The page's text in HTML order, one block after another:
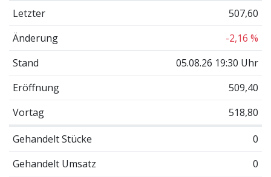
Letzter
507,60
Änderung
-2,16 %
Stand
05.08.26 19:30 Uhr
Eröffnung
509,40
Vortag
518,80
Gehandelt Stücke
0
Gehandelt Umsatz
0